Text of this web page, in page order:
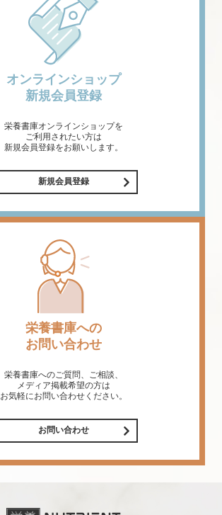
オンラインショップ
新規会員登録
栄養書庫オンラインショップを
ご利用されたい方は
新規会員登録をお願いします。
新規会員登録
栄養書庫への
お問い合わせ
栄養書庫へのご質問、ご相談、
メディア掲載希望の方は
お気軽にお問い合わせください。
お問い合わせ